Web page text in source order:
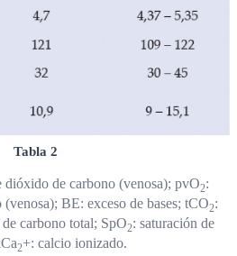
Tabla 2
dióxido de carbono (venosa); pvO2:
BE: exceso de bases; tCO2:
carbono total; SpO2: saturación de
2+: calcio ionizado.